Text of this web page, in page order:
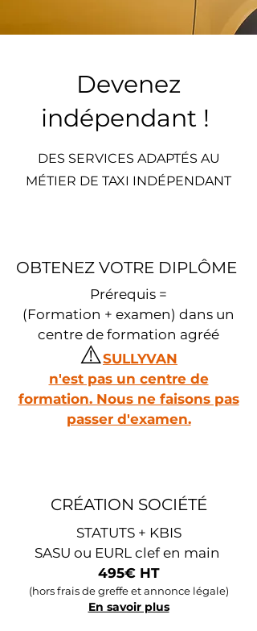
Devenez
indépendant !
DES SERVICES ADAPTÉS AU
MÉTIER DE TAXI INDÉPENDANT
OBTENEZ VOTRE DIPLÔME
Prérequis =
(Formation + examen) dans un
centre de formation agréé
⚠️SULLYVAN
n'est pas un centre de
formation. Nous ne faisons pas
passer d'examen.
CRÉATION SOCIÉTÉ
STATUTS + KBIS
SASU ou EURL clef en main
495€ HT
(hors frais de greffe et annonce légale)
En savoir plus